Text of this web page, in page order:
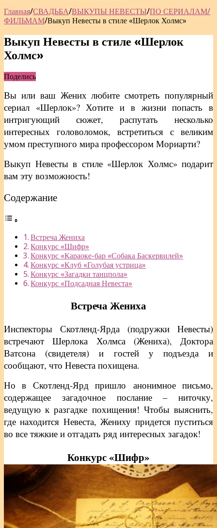
Главная/СВАДЬБА/ВЫКУПЫ НЕВЕСТЫ/ПО СЕРИАЛАМ/
ФИЛЬМАМ/Выкуп Невесты в стиле «Шерлок Холмс»
Выкуп Невесты в стиле «Шерлок
Холмс»
Поделись
Вы или ваш Жених любите смотреть популярный
сериал «Шерлок»? Хотите и в жизни попасть в
интригующий сюжет, распутать несколько
интересных головоломок, встретиться с великим
умом преступного мира профессором Мориарти?
Выкуп Невесты в стиле «Шерлок Холмс» подарит
вам эту возможность!
Содержание
Встреча Жениха
Конкурс «Шифр»
Конкурс «Караоке-бар «Собака Баскервилей»
Конкурс «Клуб «Голубая устрица»
Конкурс «Загадки танцпола»
Конкурс «Подсадная Невеста»
Встреча Жениха
Инспекторы Скотленд-Ярда (подружки Невесты)
встречают Шерлока Холмса (Жениха), Доктора
Ватсона (свидетеля) и гостей у подъезда и
сообщают, что Невеста похищена.
Но в Скотленд-Ярд пришло анонимное письмо,
содержащее загадочное послание – ниточку,
ведущую к разгадке похищения! Чтобы выяснить,
где находится Невеста, Жениху придется пуститься
во все тяжкие и отгадать ряд интересных загадок!
Конкурс «Шифр»